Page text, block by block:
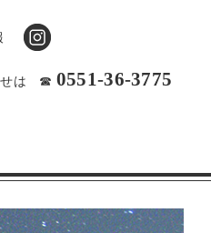
せは ☎ 0551-36-3775